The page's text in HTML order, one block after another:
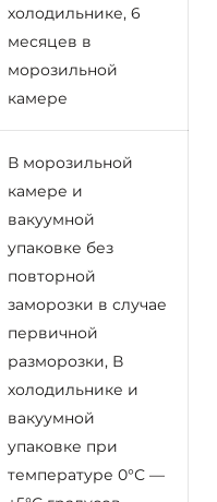
холодильнике, 6
месяцев в
морозильной
камере
В морозильной
камере и
вакуумной
упаковке без
повторной
заморозки в случае
первичной
разморозки, В
холодильнике и
вакуумной
упаковке при
температуре 0°С —